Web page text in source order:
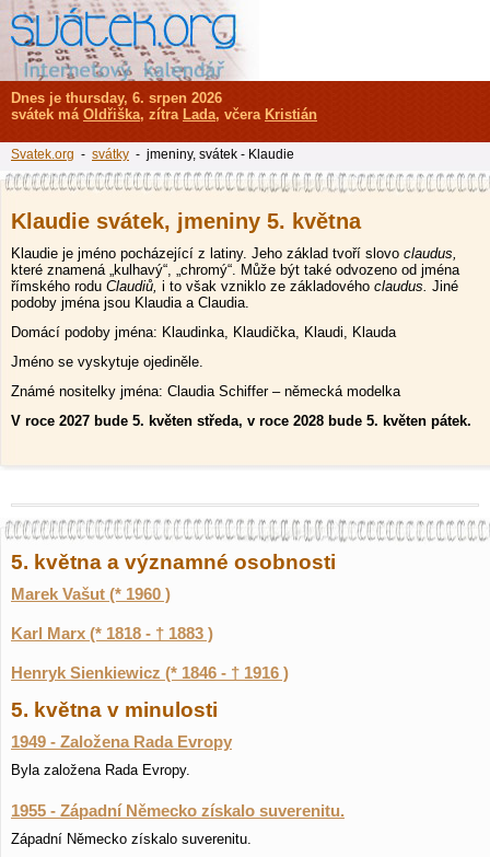
Klaudie svátek, jmeniny 5. května
Klaudie je jméno pocházející z latiny. Jeho základ tvoří slovo claudus,
které znamená „kulhavý“, „chromý“. Může být také odvozeno od jména
římského rodu Claudiů, i to však vzniklo ze základového claudus. Jiné
podoby jména jsou Klaudia a Claudia.
Domácí podoby jména: Klaudinka, Klaudička, Klaudi, Klauda
Jméno se vyskytuje ojediněle.
Známé nositelky jména: Claudia Schiffer – německá modelka
V roce 2027 bude 5. květen středa, v roce 2028 bude 5. květen pátek.
5. května a významné osobnosti
Marek Vašut (* 1960 )
Karl Marx (* 1818 - † 1883 )
Henryk Sienkiewicz (* 1846 - † 1916 )
5. května v minulosti
1949 - Založena Rada Evropy
Byla založena Rada Evropy.
1955 - Západní Německo získalo suverenitu.
Západní Německo získalo suverenitu.
Dnes je thursday, 6. srpen 2026
svátek má Oldřiška, zítra Lada, včera Kristián
Svatek.org - svátky - jmeniny, svátek - Klaudie